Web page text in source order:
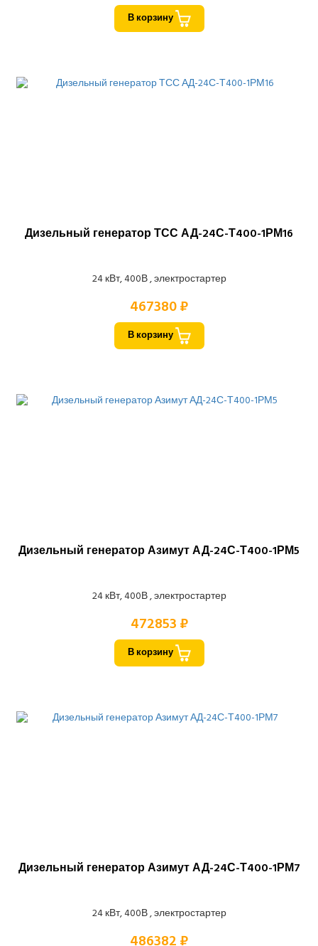
В корзину
Дизельный генератор ТСС АД-24С-Т400-1РМ16
24 кВт, 400В , электростартер
467380 ₽
В корзину
Дизельный генератор Азимут АД-24С-Т400-1РМ5
24 кВт, 400В , электростартер
472853 ₽
В корзину
Дизельный генератор Азимут АД-24С-Т400-1РМ7
24 кВт, 400В , электростартер